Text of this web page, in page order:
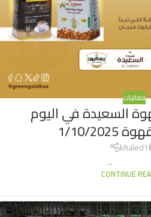
فعاليات
السعيدة في اليوم
2025
khaled1
CONTINUE